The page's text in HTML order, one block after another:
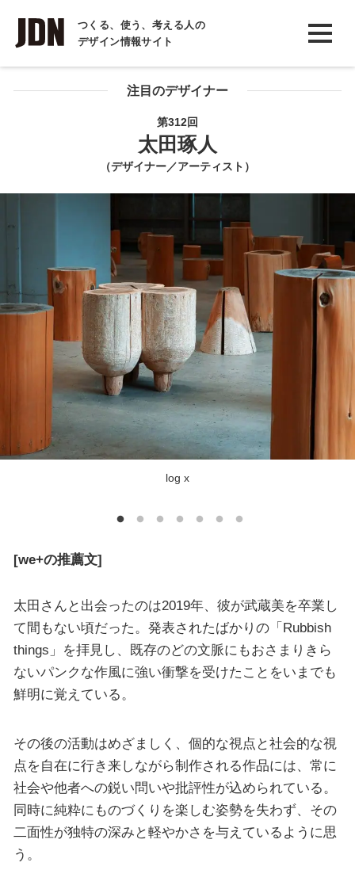
つくる、使う、考える人の
デザイン情報サイト
INTERVIEW
インタビュー
REPORT 注目のデザイナー
第312回
太田琢人
（デザイナー／アーティスト）
log x
[we+の推薦文]
太田さんと出会ったのは2019年、彼が武蔵美を卒業し
て間もない頃だった。発表されたばかりの「Rubbish
things」を拝見し、既存のどの文脈にもおさまりきら
ないパンクな作風に強い衝撃を受けたことをいまでも
鮮明に覚えている。
その後の活動はめざましく、個的な視点と社会的な視
点を自在に行き来しながら制作される作品には、常に
社会や他者への鋭い問いや批評性が込められている。
同時に純粋にものづくりを楽しむ姿勢を失わず、その
二面性が独特の深みと軽やかさを与えているように思
う。